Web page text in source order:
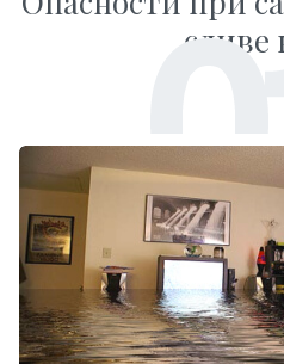
сливе